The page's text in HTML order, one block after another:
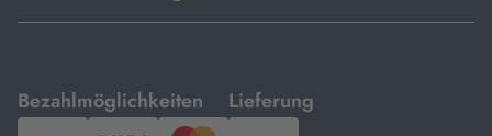
Bezahlmöglichkeiten
mit
Lieferung
mit